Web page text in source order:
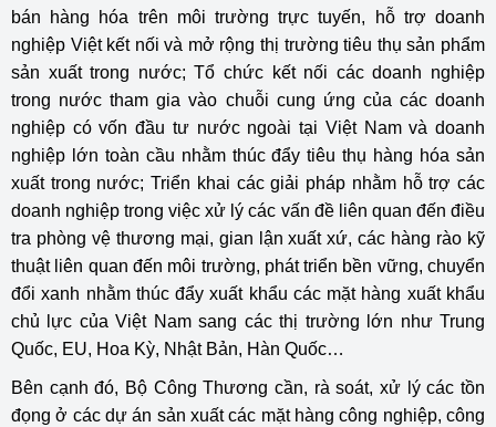
bán hàng hóa trên môi trường trực tuyến, hỗ trợ doanh
nghiệp Việt kết nối và mở rộng thị trường tiêu thụ sản phẩm
sản xuất trong nước; Tổ chức kết nối các doanh nghiệp
trong nước tham gia vào chuỗi cung ứng của các doanh
nghiệp có vốn đầu tư nước ngoài tại Việt Nam và doanh
nghiệp lớn toàn cầu nhằm thúc đẩy tiêu thụ hàng hóa sản
xuất trong nước; Triển khai các giải pháp nhằm hỗ trợ các
doanh nghiệp trong việc xử lý các vấn đề liên quan đến điều
tra phòng vệ thương mại, gian lận xuất xứ, các hàng rào kỹ
thuật liên quan đến môi trường, phát triển bền vững, chuyển
đổi xanh nhằm thúc đẩy xuất khẩu các mặt hàng xuất khẩu
chủ lực của Việt Nam sang các thị trường lớn như Trung
Quốc, EU, Hoa Kỳ, Nhật Bản, Hàn Quốc…
Bên cạnh đó, Bộ Công Thương cần, rà soát, xử lý các tồn
đọng ở các dự án sản xuất các mặt hàng công nghiệp, công